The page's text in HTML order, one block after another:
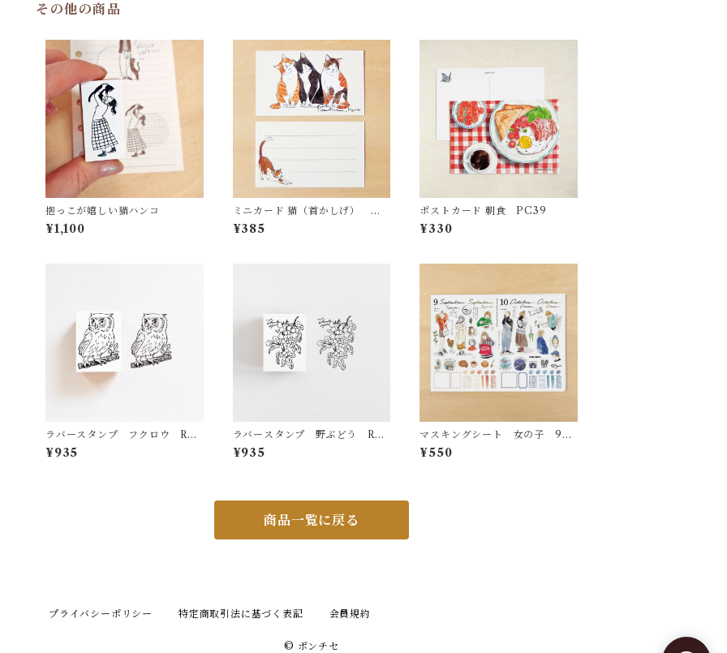
その他の商品
抱っこが嬉しい猫ハンコ
¥1,100
ミニカード 猫（首かしげ） M
C29
¥385
ポストカード 朝食 PC39
¥330
ラバースタンプ フクロウ RS3
4
¥935
ラバースタンプ 野ぶどう RS1
8
¥935
マスキングシート 女の子 9月1
0月
¥550
商品一覧に戻る
プライバシーポリシー 特定商取引法に基づく表記 会員規約
© ポンチセ